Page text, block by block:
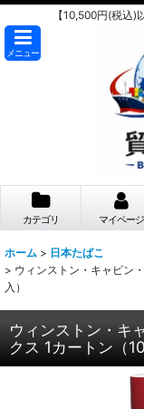
【10,500円(税込
メニュー
カテゴリ マイページ
ホーム > 日本たばこ
> ウィンストン・キャビン
入）
ウィンストン・キ
クス 1カートン（10